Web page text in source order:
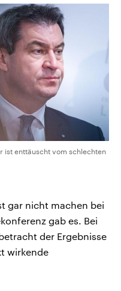
ist enttäuscht vom schlechten
gar nicht machen bei
gab es. Bei
der Ergebnisse
wirkende